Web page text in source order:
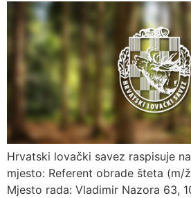
Hrvatski lovački savez raspisuje
mjesto: Referent obrade šteta (m/
Mjesto rada: Vladimir Nazora 63,